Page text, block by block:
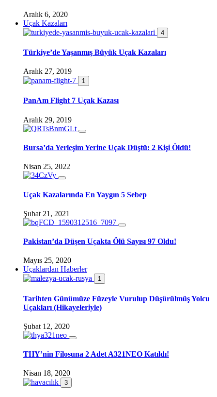
Aralık 6, 2020
Uçak Kazaları
4
Türkiye’de Yaşanmış Büyük Uçak Kazaları
Aralık 27, 2019
1
PanAm Flight 7 Uçak Kazası
Aralık 29, 2019
Bursa’da Yerleşim Yerine Uçak Düştü: 2 Kişi Öldü!
Nisan 25, 2022
Uçak Kazalarında En Yaygın 5 Sebep
Şubat 21, 2021
Pakistan’da Düşen Uçakta Ölü Sayısı 97 Oldu!
Mayıs 25, 2020
Uçaklardan Haberler
1
Tarihten Günümüze Füzeyle Vurulup Düşürülmüş Yolcu
Uçakları (Hikayeleriyle)
Şubat 12, 2020
THY’nin Filosuna 2 Adet A321NEO Katıldı!
Nisan 18, 2020
3